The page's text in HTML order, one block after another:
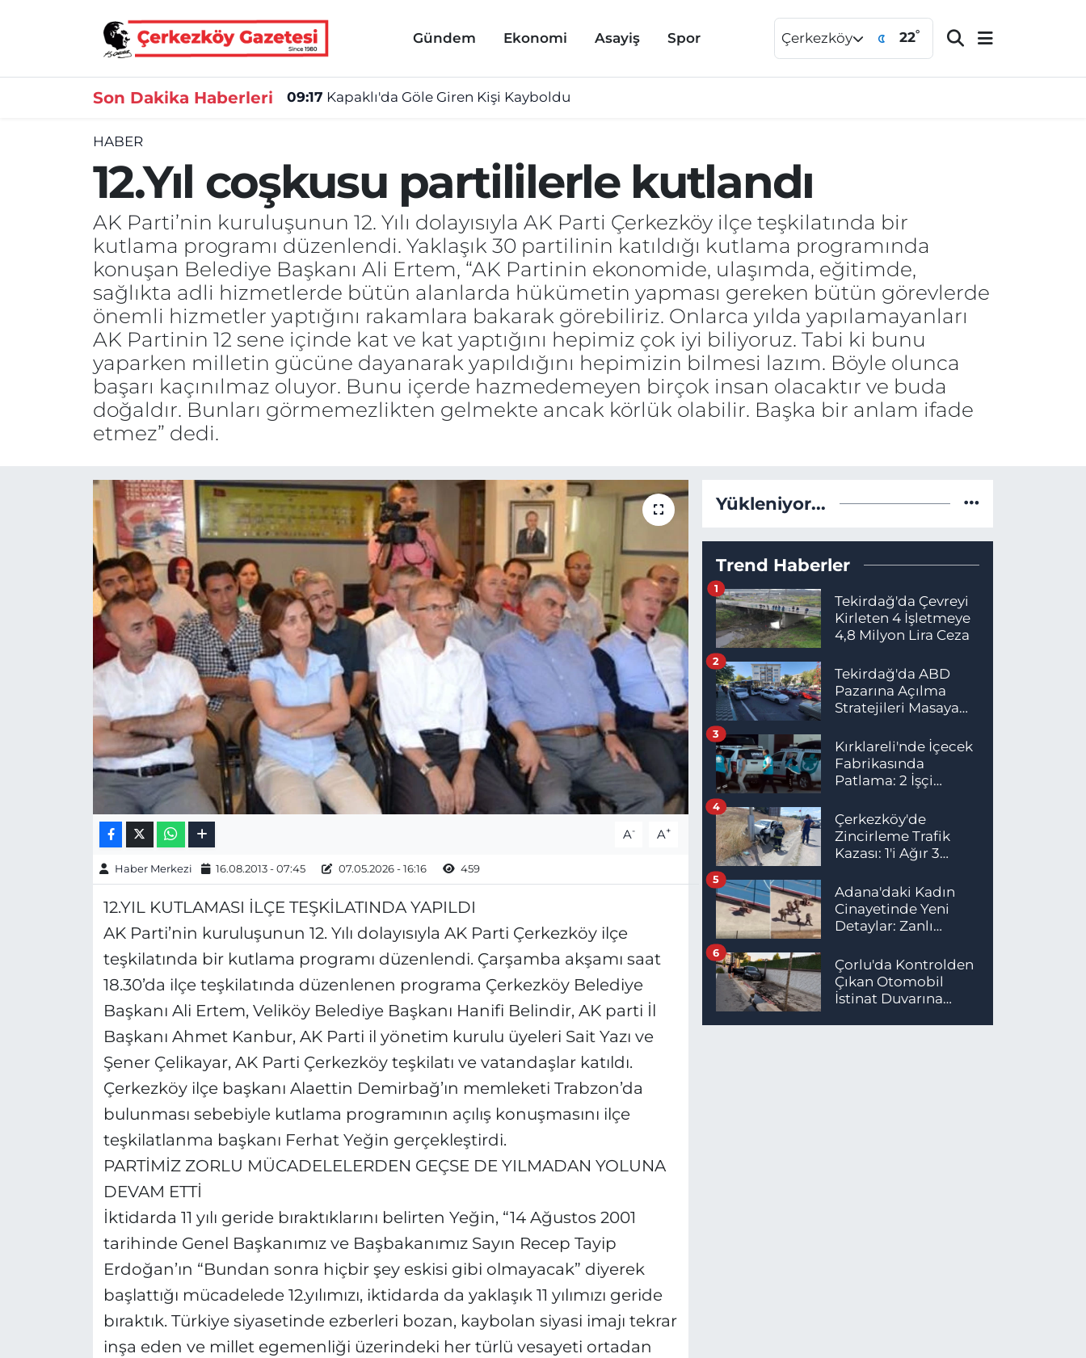
Gündem Ekonomi Asayiş Spor Çerkezköy 22°
Son Dakika Haberleri 09:17 Kapaklı'da Göle Giren Kişi Kayboldu
HABER
12.Yıl coşkusu partililerle kutlandı
AK Parti’nin kuruluşunun 12. Yılı dolayısıyla AK Parti Çerkezköy ilçe teşkilatında bir
kutlama programı düzenlendi. Yaklaşık 30 partilinin katıldığı kutlama programında
konuşan Belediye Başkanı Ali Ertem, “AK Partinin ekonomide, ulaşımda, eğitimde,
sağlıkta adli hizmetlerde bütün alanlarda hükümetin yapması gereken bütün görevlerde
önemli hizmetler yaptığını rakamlara bakarak görebiliriz. Onlarca yılda yapılamayanları
AK Partinin 12 sene içinde kat ve kat yaptığını hepimiz çok iyi biliyoruz. Tabi ki bunu
yaparken milletin gücüne dayanarak yapıldığını hepimizin bilmesi lazım. Böyle olunca
başarı kaçınılmaz oluyor. Bunu içerde hazmedemeyen birçok insan olacaktır ve buda
doğaldır. Bunları görmemezlikten gelmekte ancak körlük olabilir. Başka bir anlam ifade
etmez” dedi.
A- A+
Haber Merkezi 16.08.2013 - 07:45 07.05.2026 - 16:16 459
12.YIL KUTLAMASI İLÇE TEŞKİLATINDA YAPILDI
AK Parti’nin kuruluşunun 12. Yılı dolayısıyla AK Parti Çerkezköy ilçe
teşkilatında bir kutlama programı düzenlendi. Çarşamba akşamı saat
18.30’da ilçe teşkilatında düzenlenen programa Çerkezköy Belediye
Başkanı Ali Ertem, Veliköy Belediye Başkanı Hanifi Belindir, AK parti İl
Başkanı Ahmet Kanbur, AK Parti il yönetim kurulu üyeleri Sait Yazı ve
Şener Çelikayar, AK Parti Çerkezköy teşkilatı ve vatandaşlar katıldı.
Çerkezköy ilçe başkanı Alaettin Demirbağ’ın memleketi Trabzon’da
bulunması sebebiyle kutlama programının açılış konuşmasını ilçe
teşkilatlanma başkanı Ferhat Yeğin gerçekleştirdi.
PARTİMİZ ZORLU MÜCADELELERDEN GEÇSE DE YILMADAN YOLUNA
DEVAM ETTİ
İktidarda 11 yılı geride bıraktıklarını belirten Yeğin, “14 Ağustos 2001
tarihinde Genel Başkanımız ve Başbakanımız Sayın Recep Tayip
Erdoğan’ın “Bundan sonra hiçbir şey eskisi gibi olmayacak” diyerek
başlattığı mücadelede 12.yılımızı, iktidarda da yaklaşık 11 yılımızı geride
bıraktık. Türkiye siyasetinde ezberleri bozan, kaybolan siyasi imajı tekrar
inşa eden ve millet egemenliği üzerindeki her türlü vesayeti ortadan
Yükleniyor...
Trend Haberler
Tekirdağ'da Çevreyi
Kirleten 4 İşletmeye
4,8 Milyon Lira Ceza
1
Tekirdağ'da ABD
Pazarına Açılma
Stratejileri Masaya
2
Kırklareli'nde İçecek
Fabrikasında
Patlama: 2 İşçi
3
Çerkezköy'de
Zincirleme Trafik
Kazası: 1'i Ağır 3
4
Adana'daki Kadın
Cinayetinde Yeni
Detaylar: Zanlı
Yakalandı
5
Çorlu'da Kontrolden
Çıkan Otomobil
İstinat Duvarına
6
Ekonomi
Gündem
Kültür&Sanat
Manşet
SAĞLIK
Gizlilik Sözleşmesi
İletişim
Topluluk Kuralları
Yayın İlkeleri
Tekirdağ Nöbetçi Eczaneler
Tekirdağ Hava Durumu
Tekirdağ Namaz Vakitleri
Tekirdağ Trafik Yoğunluk Haritası
Süper Lig Puan Durumu ve Fikstür
Tüm Manşetler
Son Dakika Haberleri
Haber Arşivi